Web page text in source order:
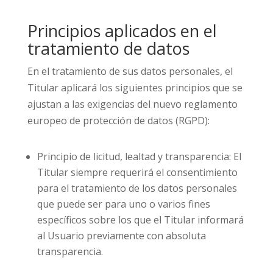
Principios aplicados en el
tratamiento de datos
En el tratamiento de sus datos personales, el
Titular aplicará los siguientes principios que se
ajustan a las exigencias del nuevo reglamento
europeo de protección de datos (RGPD):
Principio de licitud, lealtad y transparencia: El
Titular siempre requerirá el consentimiento
para el tratamiento de los datos personales
que puede ser para uno o varios fines
específicos sobre los que el Titular informará
al Usuario previamente con absoluta
transparencia.